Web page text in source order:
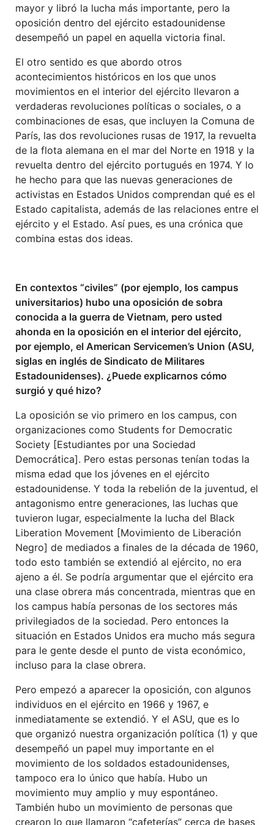
mayor y libró la lucha más importante, pero la
oposición dentro del ejército estadounidense
desempeñó un papel en aquella victoria final.
El otro sentido es que abordo otros
acontecimientos históricos en los que unos
movimientos en el interior del ejército llevaron a
verdaderas revoluciones políticas o sociales, o a
combinaciones de esas, que incluyen la Comuna de
París, las dos revoluciones rusas de 1917, la revuelta
de la flota alemana en el mar del Norte en 1918 y la
revuelta dentro del ejército portugués en 1974. Y lo
he hecho para que las nuevas generaciones de
activistas en Estados Unidos comprendan qué es el
Estado capitalista, además de las relaciones entre el
ejército y el Estado. Así pues, es una crónica que
combina estas dos ideas.
En contextos “civiles” (por ejemplo, los campus
universitarios) hubo una oposición de sobra
conocida a la guerra de Vietnam, pero usted
ahonda en la oposición en el interior del ejército,
por ejemplo, el American Servicemen’s Union (ASU,
siglas en inglés de Sindicato de Militares
Estadounidenses). ¿Puede explicarnos cómo
surgió y qué hizo?
La oposición se vio primero en los campus, con
organizaciones como Students for Democratic
Society [Estudiantes por una Sociedad
Democrática]. Pero estas personas tenían todas la
misma edad que los jóvenes en el ejército
estadounidense. Y toda la rebelión de la juventud, el
antagonismo entre generaciones, las luchas que
tuvieron lugar, especialmente la lucha del Black
Liberation Movement [Movimiento de Liberación
Negro] de mediados a finales de la década de 1960,
todo esto también se extendió al ejército, no era
ajeno a él. Se podría argumentar que el ejército era
una clase obrera más concentrada, mientras que en
los campus había personas de los sectores más
privilegiados de la sociedad. Pero entonces la
situación en Estados Unidos era mucho más segura
para le gente desde el punto de vista económico,
incluso para la clase obrera.
Pero empezó a aparecer la oposición, con algunos
individuos en el ejército en 1966 y 1967, e
inmediatamente se extendió. Y el ASU, que es lo
que organizó nuestra organización política (1) y que
desempeñó un papel muy importante en el
movimiento de los soldados estadounidenses,
tampoco era lo único que había. Hubo un
movimiento muy amplio y muy espontáneo.
También hubo un movimiento de personas que
crearon lo que llamaron “cafeterías” cerca de bases